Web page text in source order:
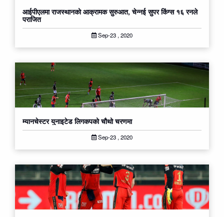
आईपीएलमा राजस्थानको आक्रामक सुरुआत, चेन्नई सुपर किंग्स १६ रनले
पराजित
Sep-23 , 2020
म्यानचेस्टर युनाइटेड लिगकपको चौथो चरणमा
Sep-23 , 2020